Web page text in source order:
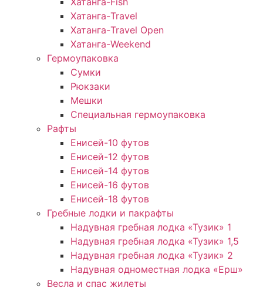
Хатанга-Travel
Хатанга-Travel Open
Хатанга-Weekend
Гермоупаковка
Сумки
Рюкзаки
Мешки
Специальная гермоупаковка
Рафты
Енисей-10 футов
Енисей-12 футов
Енисей-14 футов
Енисей-16 футов
Енисей-18 футов
Гребные лодки и пакрафты
Надувная гребная лодка «Тузик» 1
Надувная гребная лодка «Тузик» 1,5
Надувная гребная лодка «Тузик» 2
Надувная одноместная лодка «Ерш»
Весла и спас жилеты